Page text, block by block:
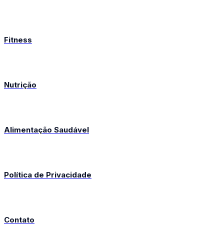
Fitness
Nutrição
Alimentação Saudável
Política de Privacidade
Contato